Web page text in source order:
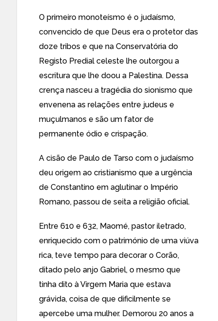
O primeiro monoteísmo é o judaísmo,
convencido de que Deus era o protetor das
doze tribos e que na Conservatória do
Registo Predial celeste lhe outorgou a
escritura que lhe doou a Palestina. Dessa
crença nasceu a tragédia do sionismo que
envenena as relações entre judeus e
muçulmanos e são um fator de
permanente ódio e crispação.
A cisão de Paulo de Tarso com o judaísmo
deu origem ao cristianismo que a urgência
de Constantino em aglutinar o Império
Romano, passou de seita a religião oficial.
Entre 610 e 632, Maomé, pastor iletrado,
enriquecido com o património de uma viúva
rica, teve tempo para decorar o Corão,
ditado pelo anjo Gabriel, o mesmo que
tinha dito à Virgem Maria que estava
grávida, coisa de que dificilmente se
apercebe uma mulher. Demorou 20 anos a